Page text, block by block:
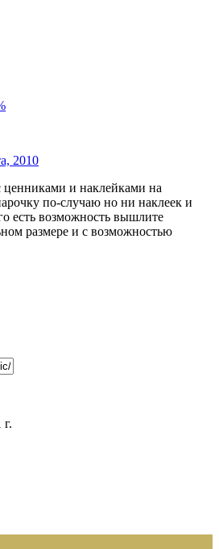
2010
и наклейками на
по-случаю но ни наклеек и
есть возможность вышлите
размере и с возможностью
г.